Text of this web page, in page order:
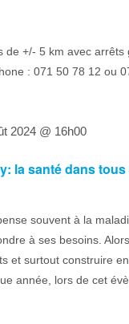
de +/- 5 km avec
: 071 50 78 12 ou
la santé dans
2024 @ 16h00
souvent à la
à ses besoins.
et surtout construire
année, lors de cet